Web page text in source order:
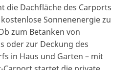
die Dachfläche des Carports
Sonnenenergie zu
zum Betanken von
oder zur Deckung des
in Haus und Garten – mit